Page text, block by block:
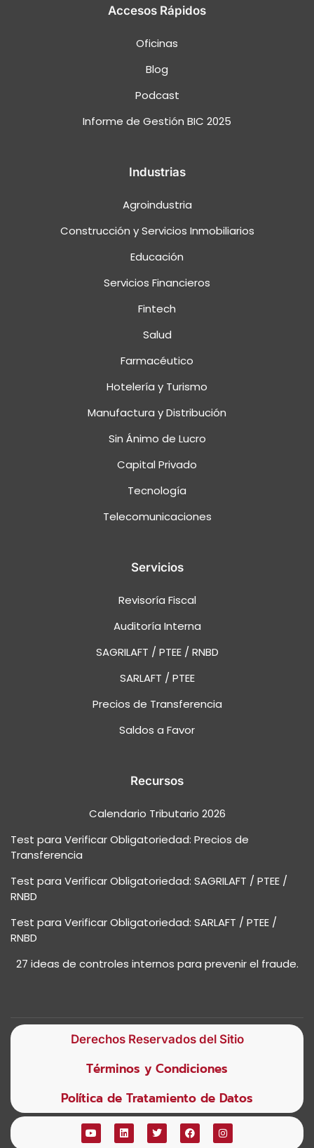
Accesos Rápidos
Oficinas
Blog
Podcast
Informe de Gestión BIC 2025
Industrias
Agroindustria
Construcción y Servicios Inmobiliarios
Educación
Servicios Financieros
Fintech
Salud
Farmacéutico
Hotelería y Turismo
Manufactura y Distribución
Sin Ánimo de Lucro
Capital Privado
Tecnología
Telecomunicaciones
Servicios
Revisoría Fiscal
Auditoría Interna
SAGRILAFT / PTEE / RNBD
SARLAFT / PTEE
Precios de Transferencia
Saldos a Favor
Recursos
Calendario Tributario 2026
Test para Verificar Obligatoriedad: Precios de
Transferencia
Test para Verificar Obligatoriedad: SAGRILAFT / PTEE /
RNBD
Test para Verificar Obligatoriedad: SARLAFT / PTEE /
RNBD
27 ideas de controles internos para prevenir el fraude.
Derechos Reservados del Sitio
Términos y Condiciones
Política de Tratamiento de Datos